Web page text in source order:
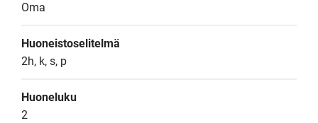
Oma
Huoneistoselitelmä
2h, k, s, p
Huoneluku
2